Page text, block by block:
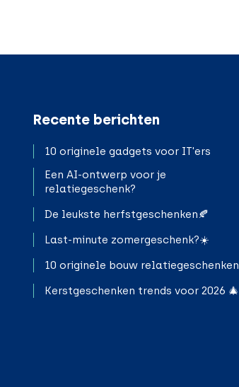
Recente berichten
10 originele gadgets voor IT'ers
Een AI-ontwerp voor je
relatiegeschenk?
De leukste herfstgeschenken🍂
Last-minute zomergeschenk?☀️
10 originele bouw relatiegeschenken
Kerstgeschenken trends voor 2026 🎄